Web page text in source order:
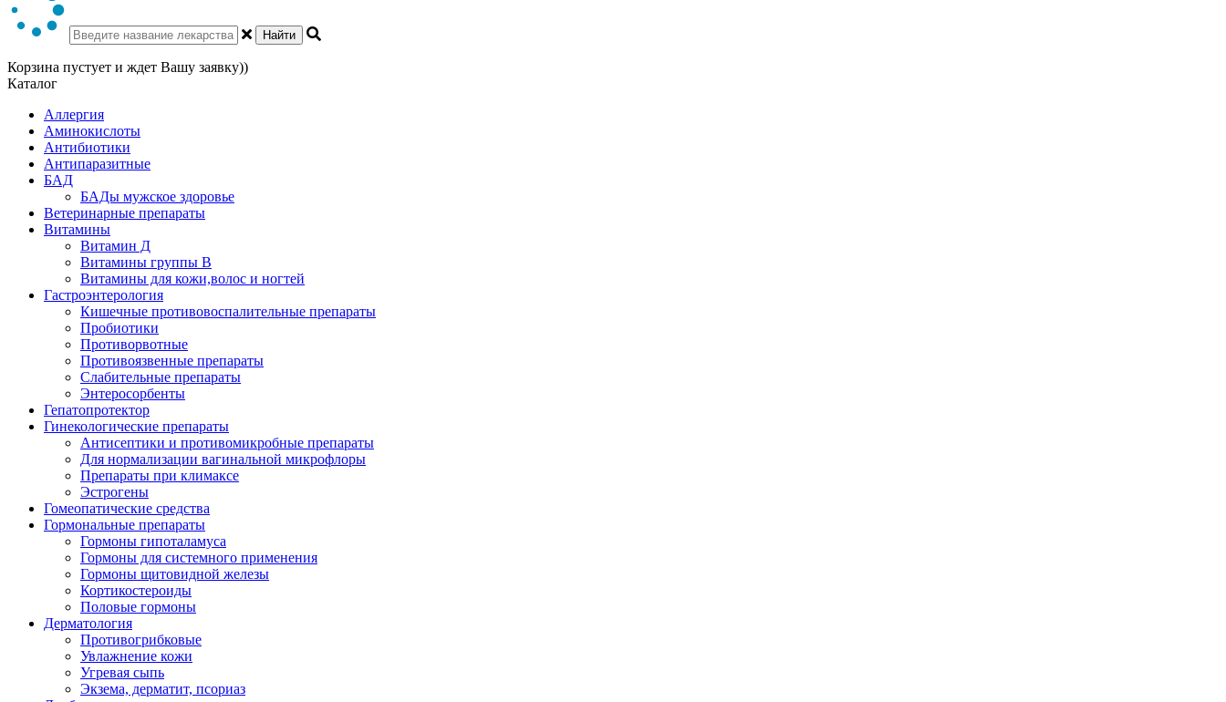
Найти
Корзина пустует и ждет Вашу заявку))
Каталог
Аллергия
Аминокислоты
Антибиотики
Антипаразитные
БАД
БАДы мужское здоровье
Ветеринарные препараты
Витамины
Витамин Д
Витамины группы В
Витамины для кожи,волос и ногтей
Гастроэнтерология
Кишечные противовоспалительные препараты
Пробиотики
Противорвотные
Противоязвенные препараты
Слабительные препараты
Энтеросорбенты
Гепатопротектор
Гинекологические препараты
Антисептики и противомикробные препараты
Для нормализации вагинальной микрофлоры
Препараты при климаксе
Эстрогены
Гомеопатические средства
Гормональные препараты
Гормоны гипоталамуса
Гормоны для системного применения
Гормоны щитовидной железы
Кортикостероиды
Половые гормоны
Дерматология
Противогрибковые
Увлажнение кожи
Угревая сыпь
Экзема, дерматит, псориаз